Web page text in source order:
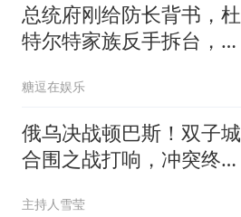
总统府刚给防长背书，杜
特尔特家族反手拆台，马
糖逗在娱乐
俄乌决战顿巴斯！双子城
合围之战打响，冲突终局
主持人雪莹